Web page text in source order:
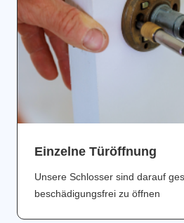
Einzelne Türöffnung
Unsere Schlosser sind darauf
beschädigungsfrei zu öffnen